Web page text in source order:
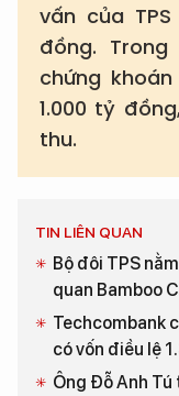
vấn của
đồng.
chứng
1.000 tỷ
thu.
TIN LIÊN QUAN
Bộ đôi TPS
quan Bamboo
Techcombank
có vốn điều lệ
Ông Đỗ Anh